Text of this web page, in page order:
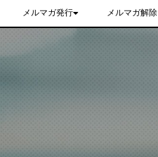
メルマガ発行 メルマガ解除